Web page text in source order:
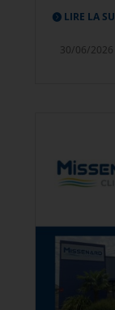
LIRE LA
30/06/2026